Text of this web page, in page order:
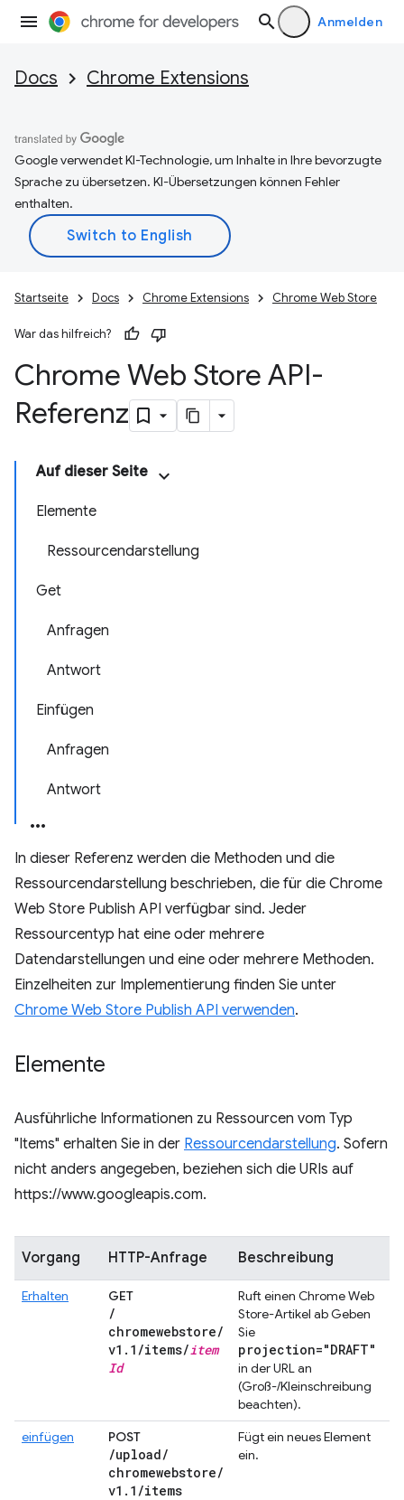
Anmelden
Docs Chrome Extensions
Google verwendet KI-Technologie, um Inhalte in Ihre bevorzugte
Sprache zu übersetzen. KI-Übersetzungen können Fehler
enthalten.
Startseite Docs Chrome Extensions Chrome Web Store
War das hilfreich?
Chrome Web Store API-
Referenz
Auf dieser Seite
Elemente
Ressourcendarstellung
Get
Anfragen
Antwort
Einfügen
Anfragen
Antwort
In dieser Referenz werden die Methoden und die
Ressourcendarstellung beschrieben, die für die Chrome
Web Store Publish API verfügbar sind. Jeder
Ressourcentyp hat eine oder mehrere
Datendarstellungen und eine oder mehrere Methoden.
Einzelheiten zur Implementierung finden Sie unter
Chrome Web Store Publish API verwenden.
Elemente
Ausführliche Informationen zu Ressourcen vom Typ
"Items" erhalten Sie in der Ressourcendarstellung. Sofern
nicht anders angegeben, beziehen sich die URIs auf
https://www.googleapis.com.
Vorgang HTTP-Anfrage Beschreibung
Erhalten GET
/
chromewebstore/
v1 . 1 /items/item
Id
Ruft einen Chrome Web
Store-Artikel ab Geben
Sie
projection="DRAFT"
in der URL an
(Groß-/Kleinschreibung
beachten).
einfügen
POST
/upload/
chromewebstore/
v1 . 1 /items
Fügt ein neues Element
ein.